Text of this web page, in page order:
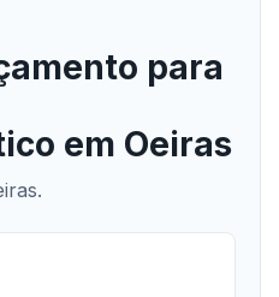
para
em Oeiras